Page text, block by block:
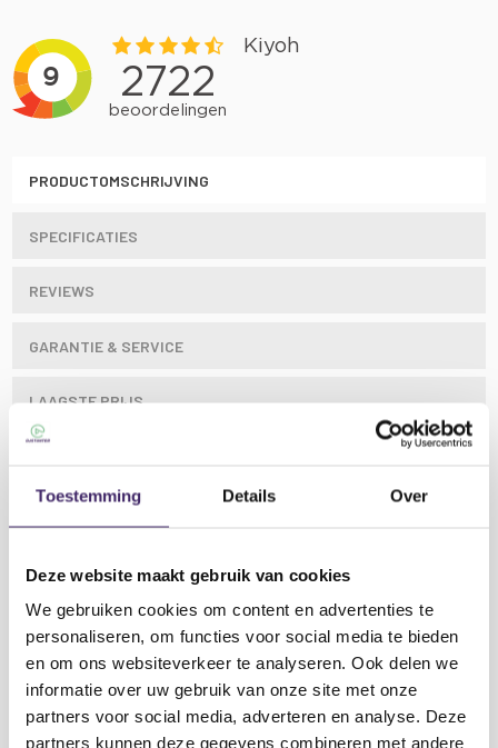
Toestemming Details Over
Deze website maakt gebruik van cookies
We gebruiken cookies om content en advertenties te
personaliseren, om functies voor social media te bieden
en om ons websiteverkeer te analyseren. Ook delen we
informatie over uw gebruik van onze site met onze
partners voor social media, adverteren en analyse. Deze
partners kunnen deze gegevens combineren met andere
PRODUCTOMSCHRIJVING
SPECIFICATIES
REVIEWS
GARANTIE & SERVICE
LAAGSTE PRIJS
Ideaal voor podia, theaters, evenementen en
uitgaansgelegenheden, Mac Mah's SilentPAR 5X3W
muziekgeactiveerde, automatische DMX (3 of 7
kanalen) en functies via de meegeleverde IR-
afstandsbediening.
Hij heeft 5 rode, groene en blauwe leds met een
vermogen van 3W, met een lichtbundel van 45 graden.
De SilentPAR 5X3W is ook uitgerust met een
PowerCON-ingang voor stroomvoorziening, maar
Lees meer